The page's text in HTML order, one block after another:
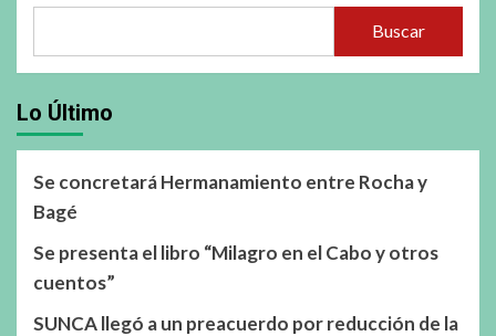
Buscar
Lo Último
Se concretará Hermanamiento entre Rocha y
Bagé
Se presenta el libro “Milagro en el Cabo y otros
cuentos”
SUNCA llegó a un preacuerdo por reducción de la